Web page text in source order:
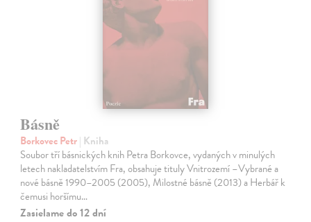
Básně
Borkovec Petr| Kniha
Soubor tří básnických knih Petra Borkovce, vydaných v minulých
letech nakladatelstvím Fra, obsahuje tituly Vnitrozemí –Vybrané a
nové básně 1990–2005 (2005), Milostné básně (2013) a Herbář k
čemusi horšímu…
Zasielame do 12 dní